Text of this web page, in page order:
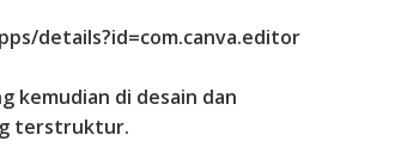
details?id=com.canva.editor
kemudian di desain dan
terstruktur.